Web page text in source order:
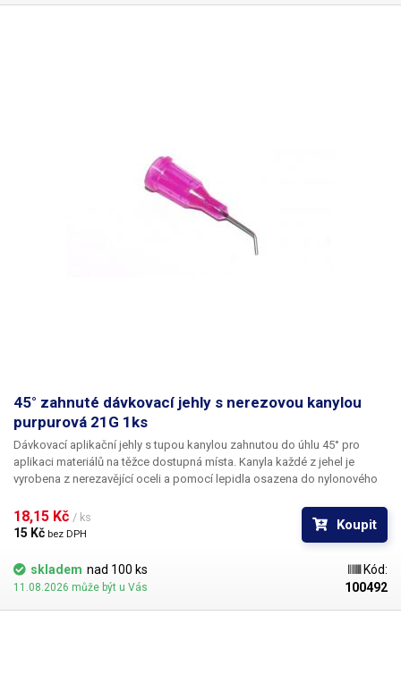
45° zahnuté dávkovací jehly s nerezovou kanylou
purpurová 21G 1ks
Dávkovací aplikační jehly s tupou kanylou zahnutou do úhlu 45° pro
aplikaci materiálů na těžce dostupná místa. Kanyla každé z jehel je
vyrobena z nerezavějící oceli a pomocí lepidla osazena do nylonového
vybavena zámkovým systémem se závitem ke spolehlivému a rychlému
uchycení k dávkovacímu zásobníku, stříkačce nebo ručnímu dávkovači.
18,15 Kč / ks
15 Kč bez DPH
Koupit
skladem nad 100 ks
11.08.2026 může být u Vás
Kód:
100492